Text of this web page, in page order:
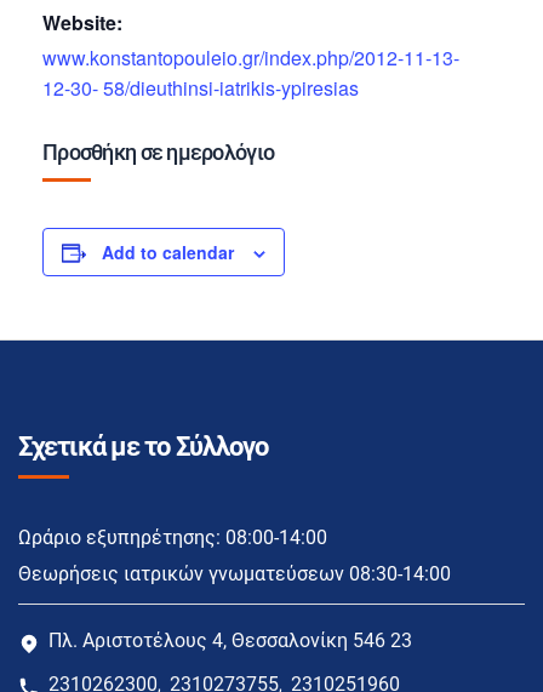
Website:
www.konstantopouleio.gr/index.php/2012-11-13-
12-30- 58/dieuthinsi-iatrikis-ypiresias
Προσθήκη σε ημερολόγιο
Add to calendar
Σχετικά με το Σύλλογο
Ωράριο εξυπηρέτησης: 08:00-14:00
Θεωρήσεις ιατρικών γνωματεύσεων 08:30-14:00
Πλ. Αριστοτέλους 4, Θεσσαλονίκη 546 23
2310262300, 2310273755, 2310251960